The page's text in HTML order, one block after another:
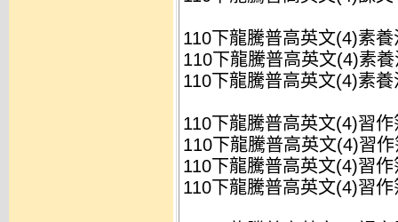
110下龍騰普高英文(4)素
110下龍騰普高英文(4)素
110下龍騰普高英文(4)素
110下龍騰普高英文(4)習作
110下龍騰普高英文(4)習
110下龍騰普高英文(4)習
110下龍騰普高英文(4)習